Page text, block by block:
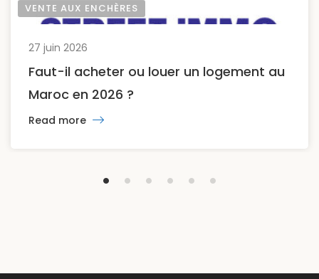
VENTE AUX ENCHÈRES
27 juin 2026
Faut-il acheter ou louer un logement au
Maroc en 2026 ?
Read more